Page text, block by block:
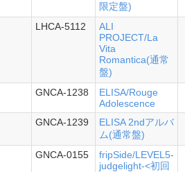
限定盤)
LHCA-5112
ALI
PROJECT/La
Vita
Romantica(通常
盤)
GNCA-1238
ELISA/Rouge
Adolescence
GNCA-1239
ELISA 2ndアルバ
ム(通常盤)
GNCA-0155
fripSide/LEVEL5-
judgelight-<初回